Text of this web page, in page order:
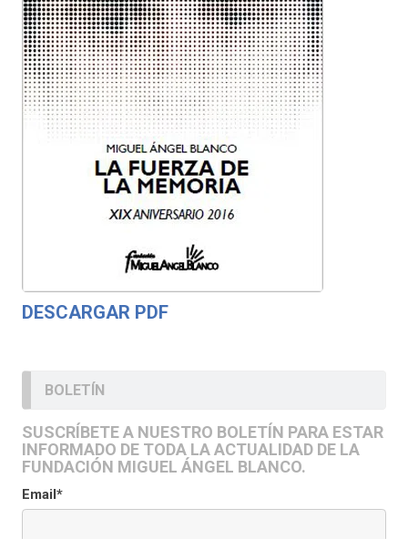
DESCARGAR PDF
BOLETÍN
SUSCRÍBETE A NUESTRO BOLETÍN PARA ESTAR
INFORMADO DE TODA LA ACTUALIDAD DE LA
FUNDACIÓN MIGUEL ÁNGEL BLANCO.
Email*